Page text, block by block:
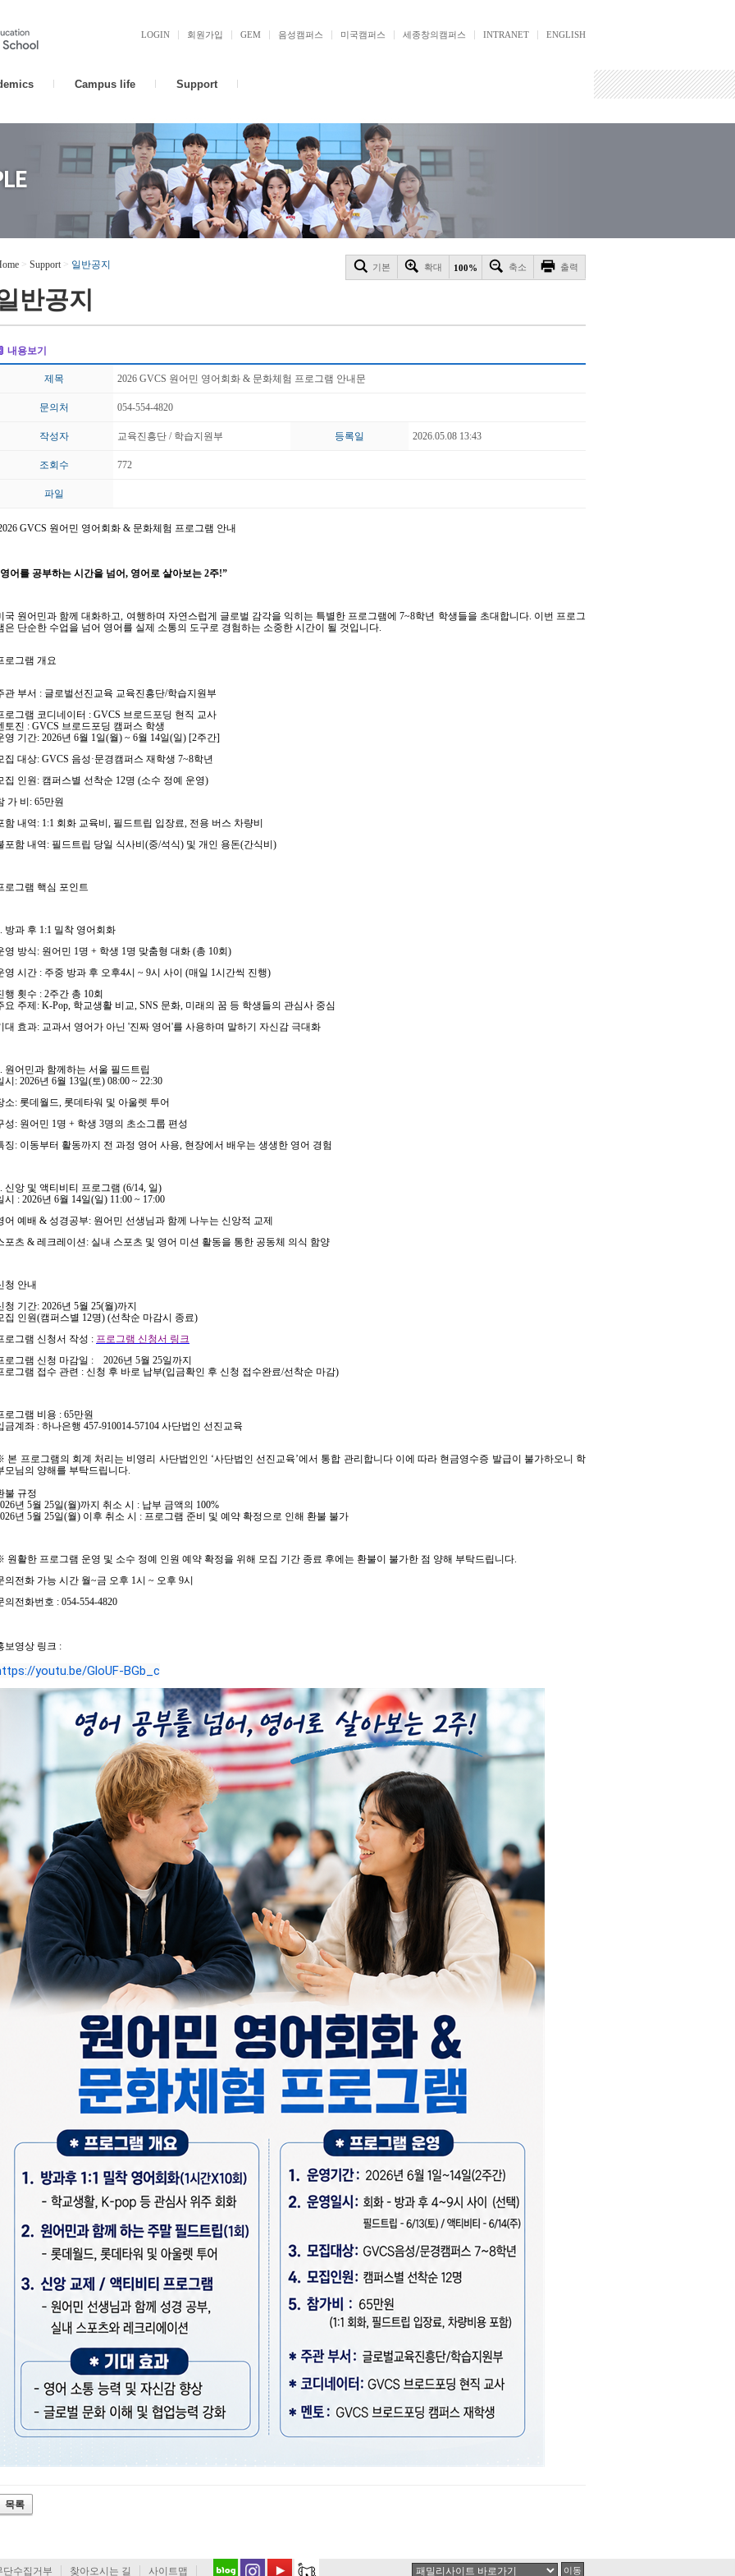
LOGIN 회원가입 GEM 음성캠퍼스 미국캠퍼스 세종창의캠퍼스 INTRANET ENGLISH
Campus life Support
기본 확대 100% 축소 출력
> Support > 일반공지
반공지
내용보기
제목 2026 GVCS 원어민 영어회화 & 문화체험 프로그램 안내문
문의처 054-554-4820
작성자 교육진흥단 / 학습지원부 등록일 2026.05.08 13:43
조회수 772
파일
GVCS 원어민 영어회화 & 문화체험 프로그램 안내
영어를 공부하는 시간을 넘어, 영어로 살아보는 2주!”
국 원어민과 함께 대화하고, 여행하며 자연스럽게 글로벌 감각을 익히는 특별한 프로그램에7~8학년 학생들을 초대합니다. 이번 프로그
은 단순한 수업을 넘어 영어를 실제 소통의 도구로 경험하는 소중한 시간이 될 것입니다.
로그램 개요
관 부서 : 글로벌선진교육 교육진흥단/학습지원부
로그램 코디네이터 : GVCS 브로드포딩 현직 교사
토진 : GVCS 브로드포딩 캠퍼스 학생
영 기간: 2026년 6월 1일(월) ~ 6월 14일(일) [2주간]
집 대상: GVCS 음성·문경캠퍼스 재학생 7~8학년
집 인원 : 캠퍼스별 선착순 12명 (소수 정예 운영)
가 비 : 65만원
함 내역 : 1:1 회화 교육비 , 필드트립 입장료, 전용 버스 차량비
포함 내역 : 필드트립 당일 식사비 (중/석식) 및 개인 용돈(간식비 )
로그램 핵심 포인트
방과 후 1:1 밀착 영어회화
영 방식: 원어민 1명 + 학생 1명 맞춤형 대화 (총 10회 )
영 시간 : 주중 방과 후 오후4시 ~ 9시 사이 (매일 1시간씩 진행)
행 횟수 : 2주간 총 10회
요 주제 : K-Pop, 학교생활 비교, SNS 문화, 미래의 꿈 등 학생들의 관심사 중심
대 효과: 교과서 영어가 아닌 '진짜 영어'를 사용하며 말하기 자신감 극대화
원어민과 함께하는 서울 필드트립
시 : 2026년 6월 13일(토) 08:00 ~ 22:30
소: 롯데월드, 롯데타워 및 아울렛 투어
성: 원어민 1명 + 학생 3명의 초소그룹 편성
징: 이동부터 활동까지 전 과정 영어 사용, 현장에서 배우는 생생한 영어 경험
신앙 및 액티비티 프로그램 (6/14, 일)
시 : 2026년 6월 14일(일) 11:00 ~ 17:00
어 예배 & 성경공부: 원어민 선생님과 함께 나누는 신앙적 교제
포츠 & 레크레이션 : 실내 스포츠 및 영어 미션 활동을 통한 공동체 의식 함양
청 안내
청 기간: 2026년 5월 25(월)까지
집 인원(캠퍼스별 12명) (선착순 마감시 종료)
로그램 신청서 작성 : 프로그램 신청서 링크
로그램 신청 마감일 : 2026년 5월 25일까지
로그램 접수 관련 : 신청 후 바로 납부(입금확인 후 신청 접수완료/선착순 마감)
로그램 비용 : 65만원
금계좌 : 하나은행 457-910014-57104 사단법인 선진교육
본 프로그램의 회계 처리는 비영리 사단법인인 ‘사단법인 선진교육’에서 통합 관리합니다 이에 따라 현금영수증 발급이 불가하오니 학
모님의 양해를 부탁드립니다.
불 규정
년 5월 25일(월)까지 취소 시 : 납부 금액의 100%
년 5월 25일(월) 이후 취소 시 : 프로그램 준비 및 예약 확정으로 인해 환불 불가
원활한 프로그램 운영 및 소수 정예 인원 예약 확정을 위해 모집 기간 종료 후에는 환불이 불가한 점 양해 부탁드립니다.
의전화 가능 시간 월~금 오후 1시 ~ 오후 9시
의전화번호 : 054-554-4820
보영상 링크 :
youtu.be/GloUF-BGb_c
단수집거부 찾아오시는 길 사이트맵